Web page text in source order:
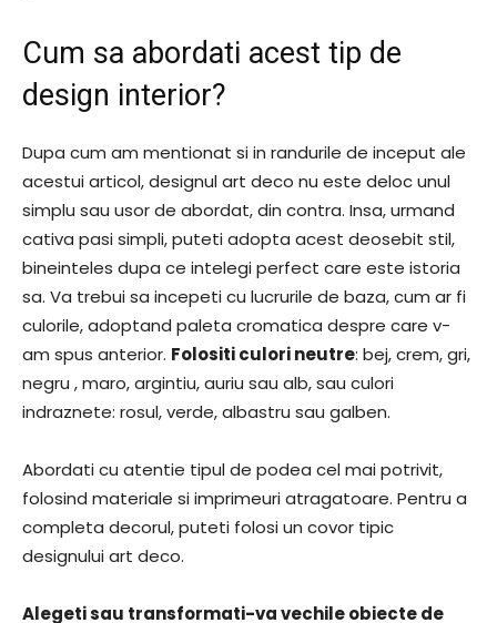
Cum sa abordati acest tip de
design interior?
Dupa cum am mentionat si in randurile de inceput ale
acestui articol, designul art deco nu este deloc unul
simplu sau usor de abordat, din contra. Insa, urmand
cativa pasi simpli, puteti adopta acest deosebit stil,
bineinteles dupa ce intelegi perfect care este istoria
sa. Va trebui sa incepeti cu lucrurile de baza, cum ar fi
culorile, adoptand paleta cromatica despre care v-
am spus anterior. Folositi culori neutre: bej, crem, gri,
negru , maro, argintiu, auriu sau alb, sau culori
indraznete: rosul, verde, albastru sau galben.
Abordati cu atentie tipul de podea cel mai potrivit,
folosind materiale si imprimeuri atragatoare. Pentru a
completa decorul, puteti folosi un covor tipic
designului art deco.
Alegeti sau transformati-va vechile obiecte de